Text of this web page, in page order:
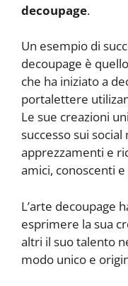
decoupage.
Un esempio di
decoupage è
che ha iniziato a
portalettere
Le sue creazioni
successo sui
apprezzamenti e
amici, conoscenti
L’arte decoupage
esprimere la sua
altri il suo talento
modo unico e